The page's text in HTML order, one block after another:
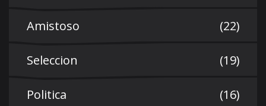
Amistoso (22)
Seleccion (19)
Politica (16)